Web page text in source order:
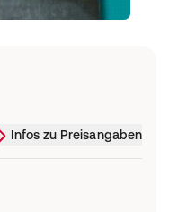
Infos zu Preisangaben